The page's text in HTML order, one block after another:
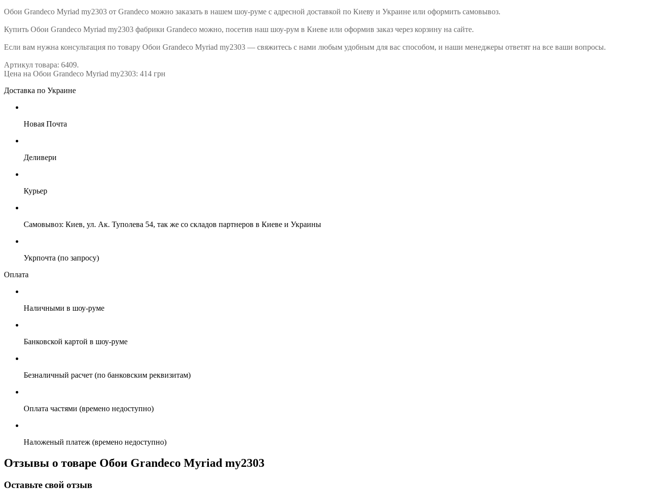
Обои Grandeco Myriad my2303 от Grandeco можно заказать в нашем шоу-руме с адресной доставкой по Киеву и Украине или оформить самовывоз.
Купить Обои Grandeco Myriad my2303 фабрики Grandeco можно, посетив наш шоу-рум в Киеве или оформив заказ через корзину на сайте.
Если вам нужна консультация по товару Обои Grandeco Myriad my2303 — свяжитесь с нами любым удобным для вас способом, и наши менеджеры ответят на все ваши вопросы.
Артикул товара: 6409.
Цена на Обои Grandeco Myriad my2303: 414 грн
Доставка по Украине
Новая Почта
Деливери
Курьер
Самовывоз: Киев, ул. Ак. Туполева 54, так же со складов партнеров в Киеве и Украины
Укрпочта (по запросу)
Оплата
Наличными в шоу-руме
Банковской картой в шоу-руме
Безналичный расчет (по банковским реквизитам)
Оплата частями (времено недоступно)
Наложеный платеж (времено недоступно)
Отзывы о товаре Обои Grandeco Myriad my2303
Оставьте свой отзыв